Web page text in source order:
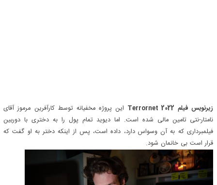
زیرنویس فیلم Terrornet 2022
این پروژه مخفیانه توسط کارآفرین مرموز آقای
نامتار-نتی تامین مالی شده است. اما دیوید تمام پول را به دختری با دوربین
فیلمبرداری که به آن وسواس دارد، داده است، پس از اینکه دختر به او گفت که
قرار است بی خانمان شود.